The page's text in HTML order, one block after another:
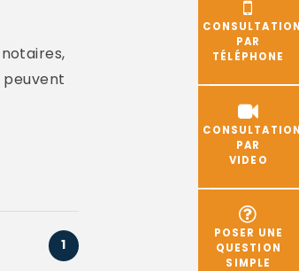
PAR
TÉLÉPHONE
PAR
VIDEO
POSER UNE
QUESTION
SIMPLE
1